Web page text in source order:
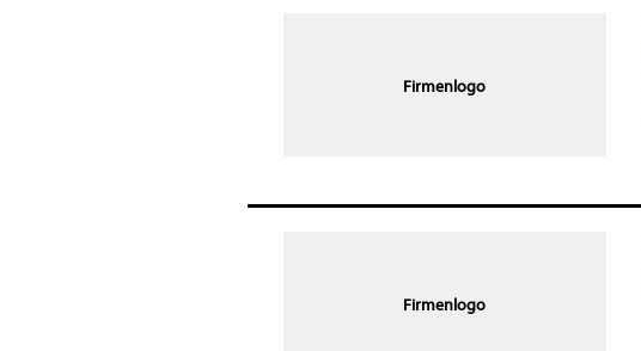
Firmenlogo
Firmenlogo